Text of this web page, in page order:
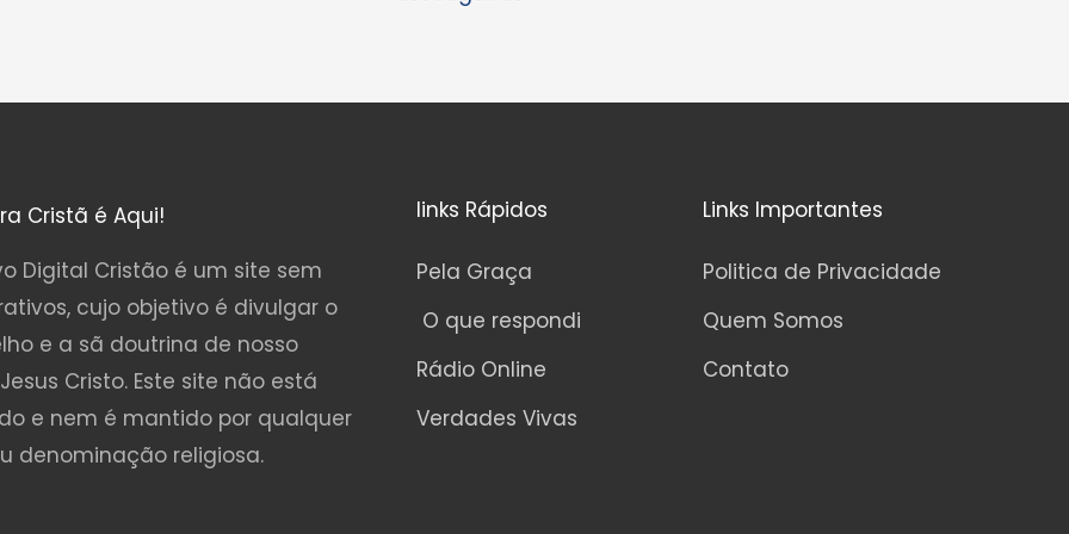
Cristã é Aqui!
Digital Cristão é um site sem
cujo objetivo é divulgar o
e a sã doutrina de nosso
Cristo. Este site não está
e nem é mantido por qualquer
denominação religiosa.
links Rápidos
Pela Graça
O que respondi
Rádio Online
Verdades Vivas
Links Importantes
Politica de Privacidade
Quem Somos
Contato